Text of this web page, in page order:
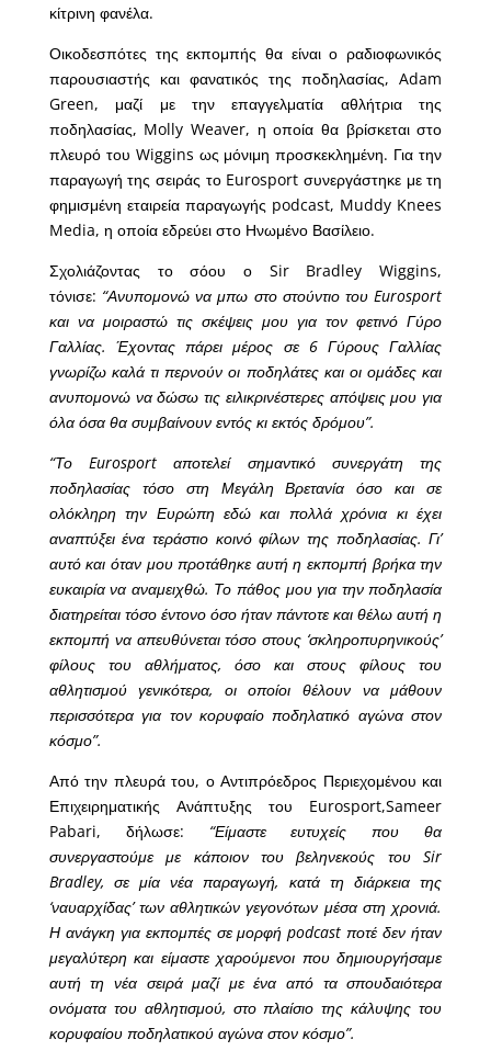
κίτρινη φανέλα.
Οικοδεσπότες της εκπομπής θα είναι ο ραδιοφωνικός
παρουσιαστής και φανατικός της ποδηλασίας, Adam
Green, μαζί με την επαγγελματία αθλήτρια της
ποδηλασίας, Molly Weaver, η οποία θα βρίσκεται στο
πλευρό του Wiggins ως μόνιμη προσκεκλημένη. Για την
παραγωγή της σειράς το Eurosport συνεργάστηκε με τη
φημισμένη εταιρεία παραγωγής podcast, Muddy Knees
Media, η οποία εδρεύει στο Ηνωμένο Βασίλειο.
Σχολιάζοντας το σόου ο Sir Bradley Wiggins,
τόνισε: “Ανυπομονώ να μπω στο στούντιο του Eurosport
και να μοιραστώ τις σκέψεις μου για τον φετινό Γύρο
Γαλλίας. Έχοντας πάρει μέρος σε 6 Γύρους Γαλλίας
γνωρίζω καλά τι περνούν οι ποδηλάτες και οι ομάδες και
ανυπομονώ να δώσω τις ειλικρινέστερες απόψεις μου για
όλα όσα θα συμβαίνουν εντός κι εκτός δρόμου”.
“Το Eurosport αποτελεί σημαντικό συνεργάτη της
ποδηλασίας τόσο στη Μεγάλη Βρετανία όσο και σε
ολόκληρη την Ευρώπη εδώ και πολλά χρόνια κι έχει
αναπτύξει ένα τεράστιο κοινό φίλων της ποδηλασίας. Γι’
αυτό και όταν μου προτάθηκε αυτή η εκπομπή βρήκα την
ευκαιρία να αναμειχθώ. Το πάθος μου για την ποδηλασία
διατηρείται τόσο έντονο όσο ήταν πάντοτε και θέλω αυτή η
εκπομπή να απευθύνεται τόσο στους ‘σκληροπυρηνικούς’
φίλους του αθλήματος, όσο και στους φίλους του
αθλητισμού γενικότερα, οι οποίοι θέλουν να μάθουν
περισσότερα για τον κορυφαίο ποδηλατικό αγώνα στον
κόσμο”.
Από την πλευρά του, ο Αντιπρόεδρος Περιεχομένου και
Επιχειρηματικής Ανάπτυξης του Eurosport,Sameer
Pabari, δήλωσε: “Είμαστε ευτυχείς που θα
συνεργαστούμε με κάποιον του βεληνεκούς του Sir
Bradley, σε μία νέα παραγωγή, κατά τη διάρκεια της
‘ναυαρχίδας’ των αθλητικών γεγονότων μέσα στη χρονιά.
Η ανάγκη για εκπομπές σε μορφή podcast ποτέ δεν ήταν
μεγαλύτερη και είμαστε χαρούμενοι που δημιουργήσαμε
αυτή τη νέα σειρά μαζί με ένα από τα σπουδαιότερα
ονόματα του αθλητισμού, στο πλαίσιο της κάλυψης του
κορυφαίου ποδηλατικού αγώνα στον κόσμο”.